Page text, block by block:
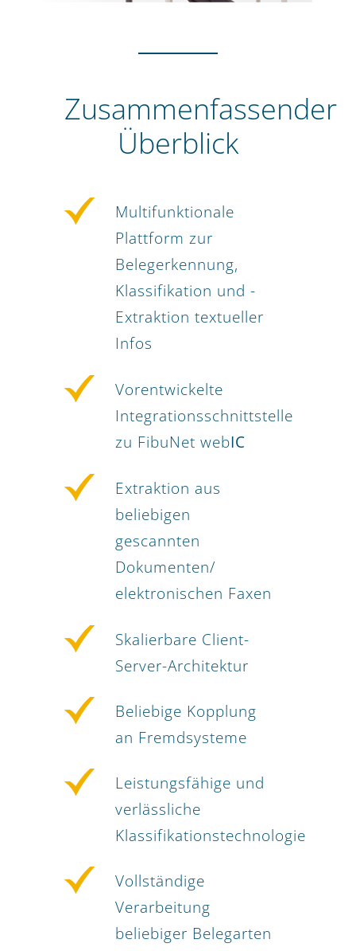
Zusammenfassender
Überblick
Multifunktionale
Plattform zur
Belegerkennung,
Klassifikation und -
Extraktion textueller
Infos
Vorentwickelte
Integrationsschnittstelle
zu FibuNet webIC
Extraktion aus
beliebigen
gescannten
Dokumenten/
elektronischen Faxen
Skalierbare Client-
Server-Architektur
Beliebige Kopplung
an Fremdsysteme
Leistungsfähige und
verlässliche
Klassifikationstechnologie
Vollständige
Verarbeitung
beliebiger Belegarten